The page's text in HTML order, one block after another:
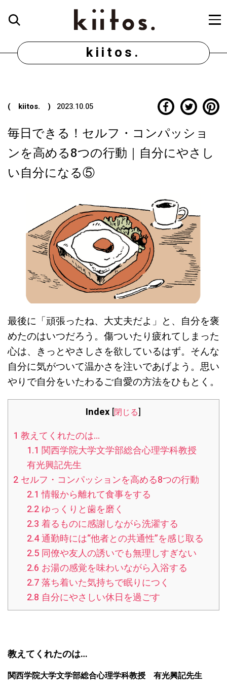
kiitos.
( kiitos. ) 2023.10.05
毎日できる！セルフ・コンパッショ
ンを高める8つの行動｜自分にやさし
い自分になる⑤
最後に「頑張ったね、大丈夫だよ」と、自分を褒
めたのはいつだろう。傷ついたり疲れてしまった
心は、きっとやさしさを欲しているはず。そんな
自分に気がついて温かさを注いであげよう。思い
やりで自分をいたわるご自愛の方法をひもとく。
Index [閉じる]
1 教えてくれたのは…
1.1 関西学院大学文学部総合心理学科教授
有光興記先生
2セルフ・コンパッションを高める8つの行動
2.1 情報から離れて食事をする
2.2 ゆっくりと歯を磨く
2.3 着るものに感謝しながら洗濯する
2.4通勤時には“他者との共通性”を感じ取る
2.5 同僚や友人の誘いでも無理しすぎない
2.6 お湯の感覚を味わいながら入浴する
2.7落ち着いた気持ちで眠りにつく
2.8 自分にやさしい休日を過ごす
教えてくれたのは…
関西学院大学文学部総合心理学科教授 有光興記先生